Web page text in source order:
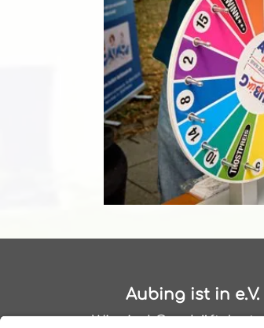
Aubing ist in e.V.
Wir sind Geschäftsleute